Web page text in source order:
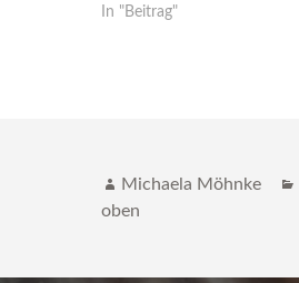
In "Beitrag"
Autor
Michaela Möhnke
oben